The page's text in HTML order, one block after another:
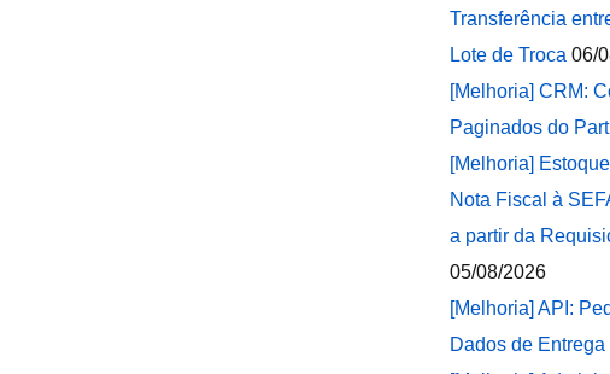
Transferência
Lote de Troca 06/
[Melhoria] CRM:
Paginados do
[Melhoria]
Nota Fiscal à
a partir da
05/08/2026
[Melhoria] API:
Dados de